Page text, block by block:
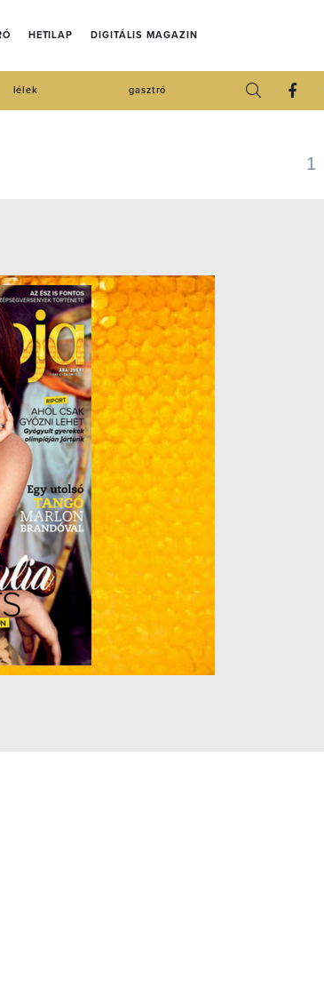
HETILAP DIGITÁLIS MAGAZIN
lélek gasztró
1